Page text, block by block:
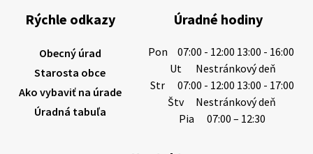
84 rokov nás opustil Ján Letusek. Pohreb zosnulého
bude dňa 4.08.2026 v utorok 10.00…
31. júla 2026 10:10
Rýchle odkazy
Obecný úrad
Starosta obce
Ako vybaviť na úrade
Úradná tabuľa
Úradné hodiny
Pon
07:00 - 12:00 13:00 - 16:00
Ut
Nestránkový deň
Str
07:00 - 12:00 13:00 - 17:00
Štv
Nestránkový deň
Pia
07:00 – 12:30